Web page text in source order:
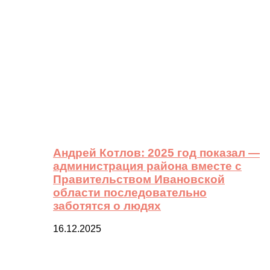
Андрей Котлов: 2025 год показал —
администрация района вместе с
Правительством Ивановской
области последовательно
заботятся о людях
16.12.2025